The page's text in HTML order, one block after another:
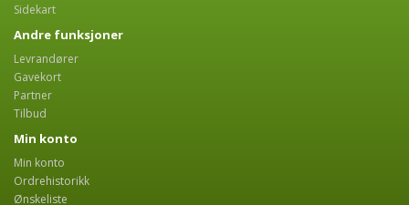
Sidekart
Andre funksjoner
Levrandører
Gavekort
Partner
Tilbud
Min konto
Min konto
Ordrehistorikk
Ønskeliste